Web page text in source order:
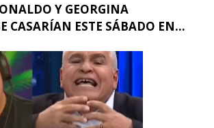
Y GEORGINA
CASARÍAN ESTE SÁBADO EN...